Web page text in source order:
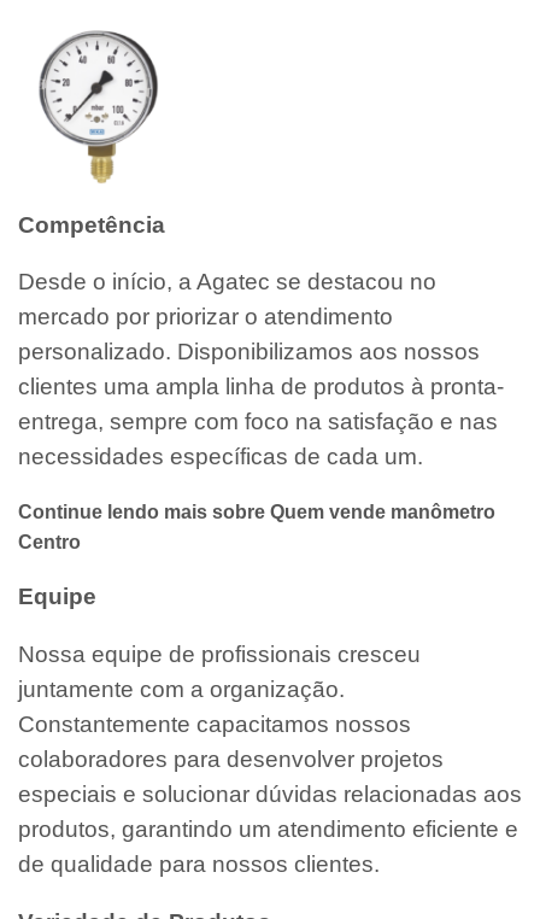
Competência
Desde o início, a Agatec se destacou no
mercado por priorizar o atendimento
personalizado. Disponibilizamos aos nossos
clientes uma ampla linha de produtos à pronta-
entrega, sempre com foco na satisfação e nas
necessidades específicas de cada um.
Continue lendo mais sobre Quem vende manômetro
Centro
Equipe
Nossa equipe de profissionais cresceu
juntamente com a organização.
Constantemente capacitamos nossos
colaboradores para desenvolver projetos
especiais e solucionar dúvidas relacionadas aos
produtos, garantindo um atendimento eficiente e
de qualidade para nossos clientes.